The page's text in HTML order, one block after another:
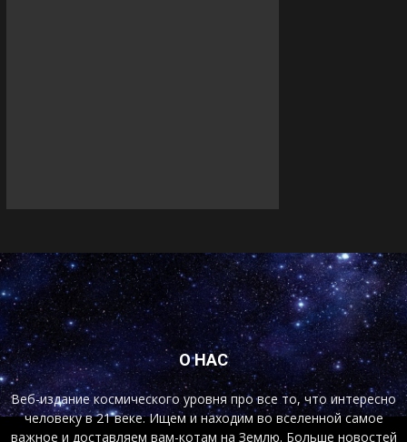
О НАС
Веб-издание космического уровня про все то, что интересно
человеку в 21 веке. Ищем и находим во вселенной самое
важное и доставляем вам-котам на Землю. Больше новостей